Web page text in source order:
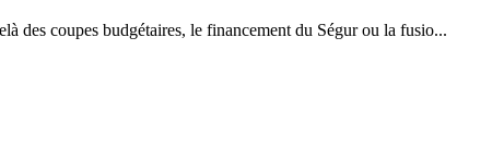
des coupes budgétaires, le financement du Ségur ou la fusio...